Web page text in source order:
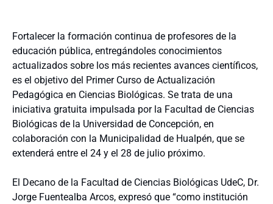
Fortalecer la formación continua de profesores de la
educación pública, entregándoles conocimientos
actualizados sobre los más recientes avances científicos,
es el objetivo del Primer Curso de Actualización
Pedagógica en Ciencias Biológicas. Se trata de una
iniciativa gratuita impulsada por la Facultad de Ciencias
Biológicas de la Universidad de Concepción, en
colaboración con la Municipalidad de Hualpén, que se
extenderá entre el 24 y el 28 de julio próximo.
El Decano de la Facultad de Ciencias Biológicas UdeC, Dr.
Jorge Fuentealba Arcos, expresó que “como institución